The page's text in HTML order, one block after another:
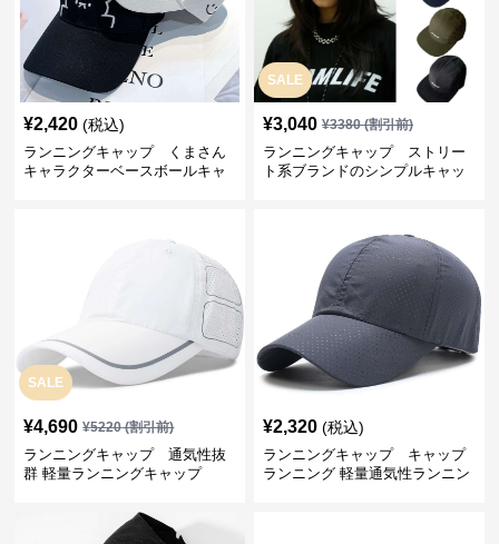
¥2,420 (税込)
ランニングキャップ くまさん
キャラクターベースボールキャ
SALE
¥3,040 ¥3380(割引前)
ランニングキャップ ストリー
ト系ブランドのシンプルキャッ
SALE
¥4,690 ¥5220(割引前)
ランニングキャップ 通気性抜
群 軽量ランニングキャップ
¥2,320 (税込)
ランニングキャップ キャップ
ランニング 軽量通気性ランニン